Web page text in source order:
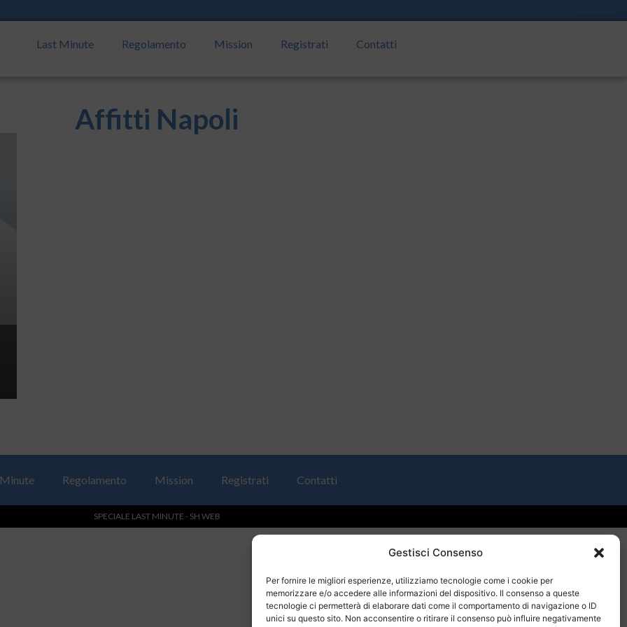
Gestisci Consenso
Per fornire le migliori esperienze, utilizziamo tecnologie come i cookie per
memorizzare e/o accedere alle informazioni del dispositivo. Il consenso a queste
tecnologie ci permetterà di elaborare dati come il comportamento di navigazione o ID
unici su questo sito. Non acconsentire o ritirare il consenso può influire negativamente
Last Minute Regolamento Mission Registrati Contatti
Affitti Napoli
Regolamento Mission Registrati Contatti
SPECIALE LAST MINUTE - SH WEB